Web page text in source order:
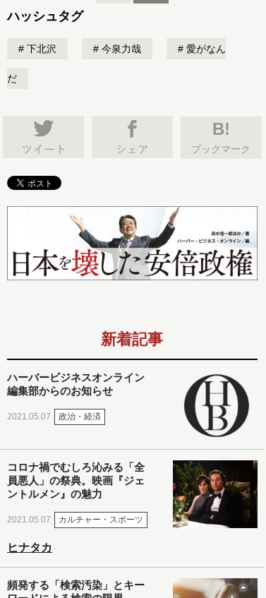
ハッシュタグ
下北沢 今泉力哉 愛がなん
だ
B!
ブックマーク
新着記事
ハーバービジネスオンライン
編集部からのお知らせ
2021.05.07 政治・経済
コロナ禍でむしろ沁みる「全
員悪人」の祭典。映画『ジェ
ントルメン』の魅力
2021.05.07 カルチャー・スポーツ
ヒナタカ
頻発する「検索汚染」とキー